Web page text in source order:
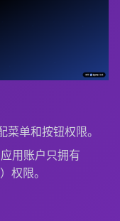
单和按钮权限。
用账户只拥有
权限。